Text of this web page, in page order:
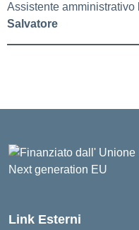
Assistente amministrativo
Salvatore
Link Esterni